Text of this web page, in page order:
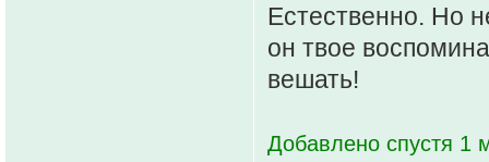
Естественно. Но
он твое
вешать!
Добавлено спустя 1